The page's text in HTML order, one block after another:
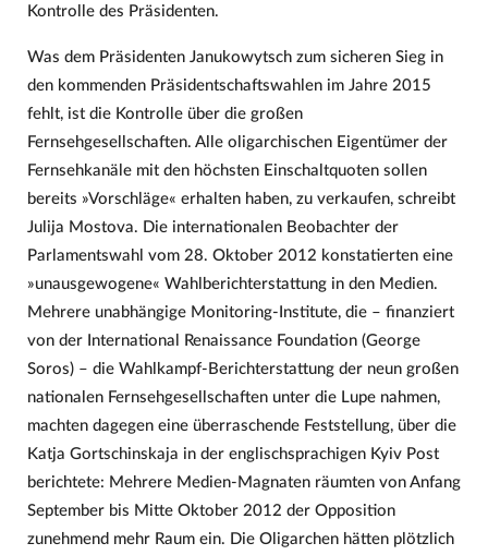
Kontrolle des Präsidenten.
Was dem Präsidenten Janukowytsch zum sicheren Sieg in
den kommenden Präsidentschaftswahlen im Jahre 2015
fehlt, ist die Kontrolle über die großen
Fernsehgesellschaften. Alle oligarchischen Eigentümer der
Fernsehkanäle mit den höchsten Einschaltquoten sollen
bereits »Vorschläge« erhalten haben, zu verkaufen, schreibt
Julija Mostova. Die internationalen Beobachter der
Parlamentswahl vom 28. Oktober 2012 konstatierten eine
»unausgewogene« Wahlberichterstattung in den Medien.
Mehrere unabhängige Monitoring-Institute, die – finanziert
von der International Renaissance Foundation (George
Soros) – die Wahlkampf-Berichterstattung der neun großen
nationalen Fernsehgesellschaften unter die Lupe nahmen,
machten dagegen eine überraschende Feststellung, über die
Katja Gortschinskaja in der englischsprachigen Kyiv Post
berichtete: Mehrere Medien-Magnaten räumten von Anfang
September bis Mitte Oktober 2012 der Opposition
zunehmend mehr Raum ein. Die Oligarchen hätten plötzlich